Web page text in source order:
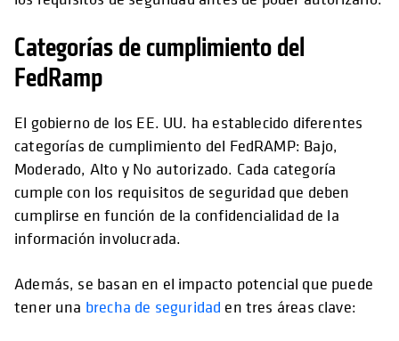
Categorías de cumplimiento del
FedRamp
El gobierno de los EE. UU. ha establecido diferentes
categorías de cumplimiento del FedRAMP: Bajo,
Moderado, Alto y No autorizado. Cada categoría
cumple con los requisitos de seguridad que deben
cumplirse en función de la confidencialidad de la
información involucrada.
Además, se basan en el impacto potencial que puede
tener una brecha de seguridad en tres áreas clave: